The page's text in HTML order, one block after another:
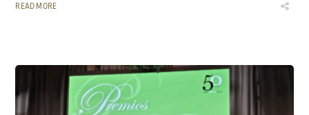
READ MORE